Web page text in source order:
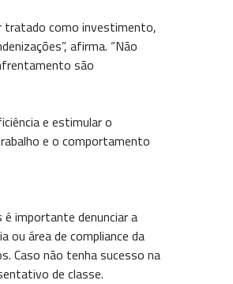
tratado como investimento,
afirma. “Não
são
e estimular o
e o comportamento
importante denunciar a
ou área de compliance da
Caso não tenha sucesso na
de classe.